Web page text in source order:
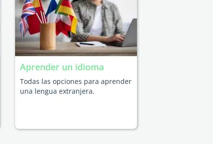
Aprender un idioma
Todas las opciones para aprender
una lengua extranjera.